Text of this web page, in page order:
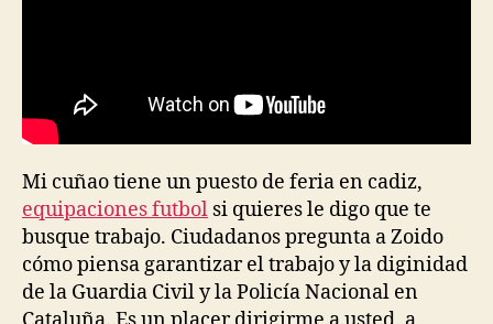
Mi cuñao tiene un puesto de feria en cadiz,
equipaciones futbol si quieres le digo que te
busque trabajo. Ciudadanos pregunta a Zoido
cómo piensa garantizar el trabajo y la diginidad
de la Guardia Civil y la Policía Nacional en